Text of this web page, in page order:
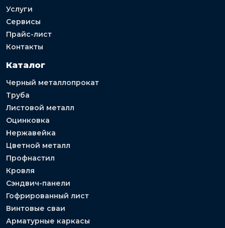
Услуги
Сервисы
Прайс-лист
Контакты
Каталог
Черный металлопрокат
Труба
Листовой металл
Оцинковка
Нержавейка
Цветной металл
Профнастил
Кровля
Сэндвич-панели
Гофрированный лист
Винтовые сваи
Арматурные каркасы